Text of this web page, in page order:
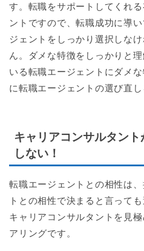
す。転職をサポートしてくれ
ントですので、転職成功に導
ジェントをしっかり選択しな
ん。ダメな特徴をしっかりと
いる転職エージェントにダメ
に転職エージェントの選び直し
キャリアコンサルタン
しない！
転職エージェントとの相性は
トとの相性で決まると言って
キャリアコンサルタントを見
アリングです。